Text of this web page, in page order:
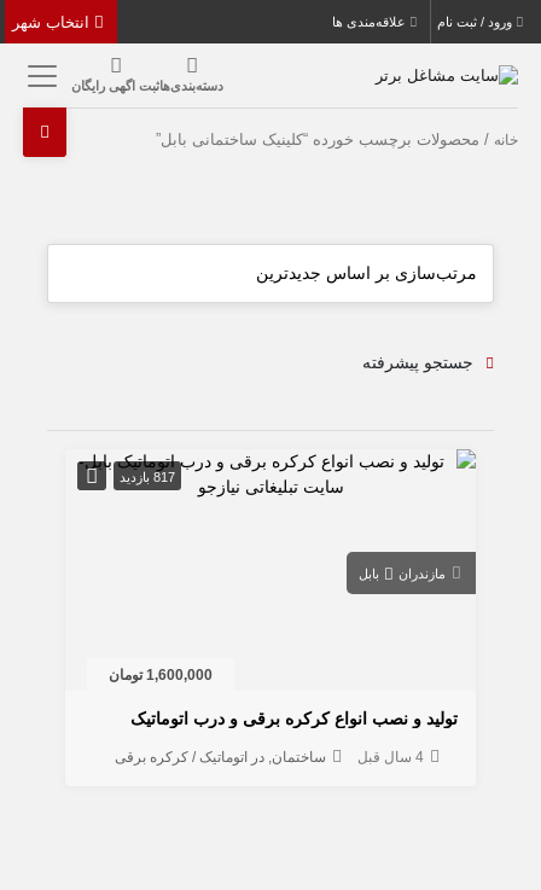
ورود / ثبت نام علاقه‌مندی ها
دسته‌بندی‌هاثبت اگهی رایگان
خانه / محصولات برچسب خورده “کلینیک ساختمانی بابل”
جستجو پیشرفته
817 بازدید
مازندران بابل
1,600,000 تومان
تولید و نصب انواع کرکره برقی و درب اتوماتیک
4 سال قبل ساختمان در اتوماتیک / کرکره برقی